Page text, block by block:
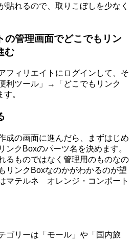
貼れるので、取りこぼしを少なく
の管理画面でどこでもリン
む
フィリエイトにログインして、そ
利ツール」→「どこでもリンク
。
成の画面に進んだら、まずはじめ
ンクBoxのパーツ名を決めます。
るものではなく管理用のものなの
リンクBoxなのかがわかるのが望
マテルネ オレンジ・コンポート
ゴリーは「モール」や「国内旅